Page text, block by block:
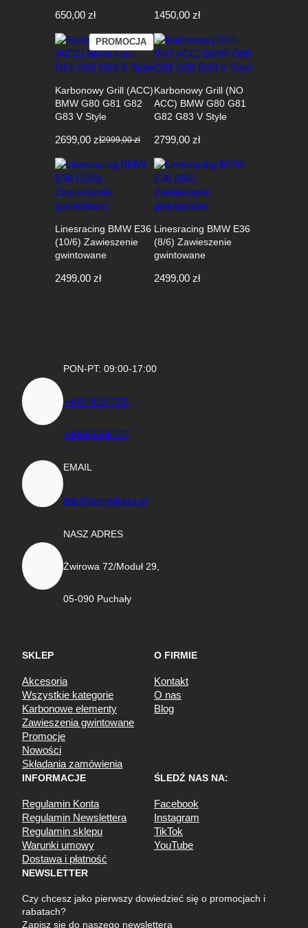
650,00 zł 1450,00 zł
PROMOCJAPRODUKT
W
PROMOCJI
Karbonowy Grill (ACC)
BMW G80 G81 G82
G83 V Style
2999,00zł
Pierwotna
cena
wynosiła:
2999,00 zł.
2699,00 zł
Aktualna
cena
wynosi:
2699,00 zł.
Karbonowy Grill (NO
ACC) BMW G80 G81
G82 G83 V Style
2799,00 zł
Linesracing BMW E36
(10/6) Zawieszenie
gwintowane
2499,00 zł
Linesracing BMW E36
(8/6) Zawieszenie
gwintowane
2499,00 zł
PON-PT: 09:00-17:00
+48574397555
+48666606267
EMAIL
info@tuningbaza.pl
NASZ ADRES
Żwirowa 72/Moduł 29,
05-090 Puchały
SKLEP
Akcesoria
Wszystkie kategorie
Karbonowe elementy
Zawieszenia gwintowane
Promocje
Nowości
Składania zamówienia
O FIRMIE
Kontakt
O nas
Blog
INFORMACJE
Regulamin Konta
Regulamin Newslettera
Regulamin sklepu
Warunki umowy
Dostawa i płatność
ŚLEDŹ NAS NA:
Facebook
Instagram
TikTok
YouTube
NEWSLETTER
Czy chcesz jako pierwszy dowiedzieć się o promocjach i
rabatach?
Zapisz się do naszego newslettera